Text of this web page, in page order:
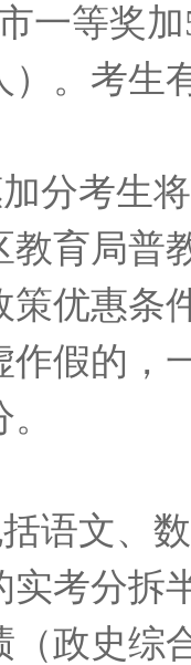
一等奖加
）。考生
分考生
教育局普
策优惠条
作假的，
语文、
实考分拆
（政史综